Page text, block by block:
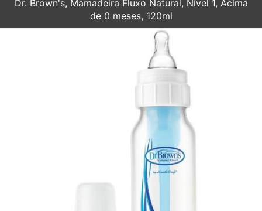
Dr. Brown's, Mamadeira Fluxo Natural, Nível 1, Acima
de 0 meses, 120ml